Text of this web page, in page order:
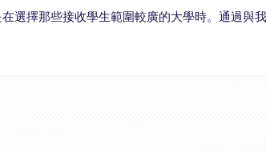
選擇那些接收學生範圍較廣的大學時。通過與